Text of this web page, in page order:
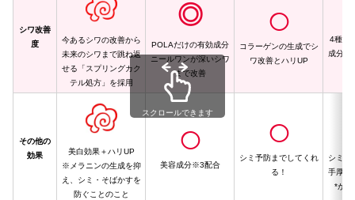
シワ改善
度
今あるシワの改善から
未来のシワまで跳ね返
せる「スプリングカク
テル処方」を採用
◎
POLAだけの有効成分
ニールワンが深いシワ
まで改善
◯
コラーゲンの生成でシ
ワ改善とハリUP
4種の
成分が
その他の
効果
美白効果＋ハリUP
※メラニンの生成を抑
え、シミ・そばかすを
防ぐことのこと
◯
美容成分※3配合
◯
シミ予防までしてくれ
る！
シミや
手厚い
*がこ
スクロールできます